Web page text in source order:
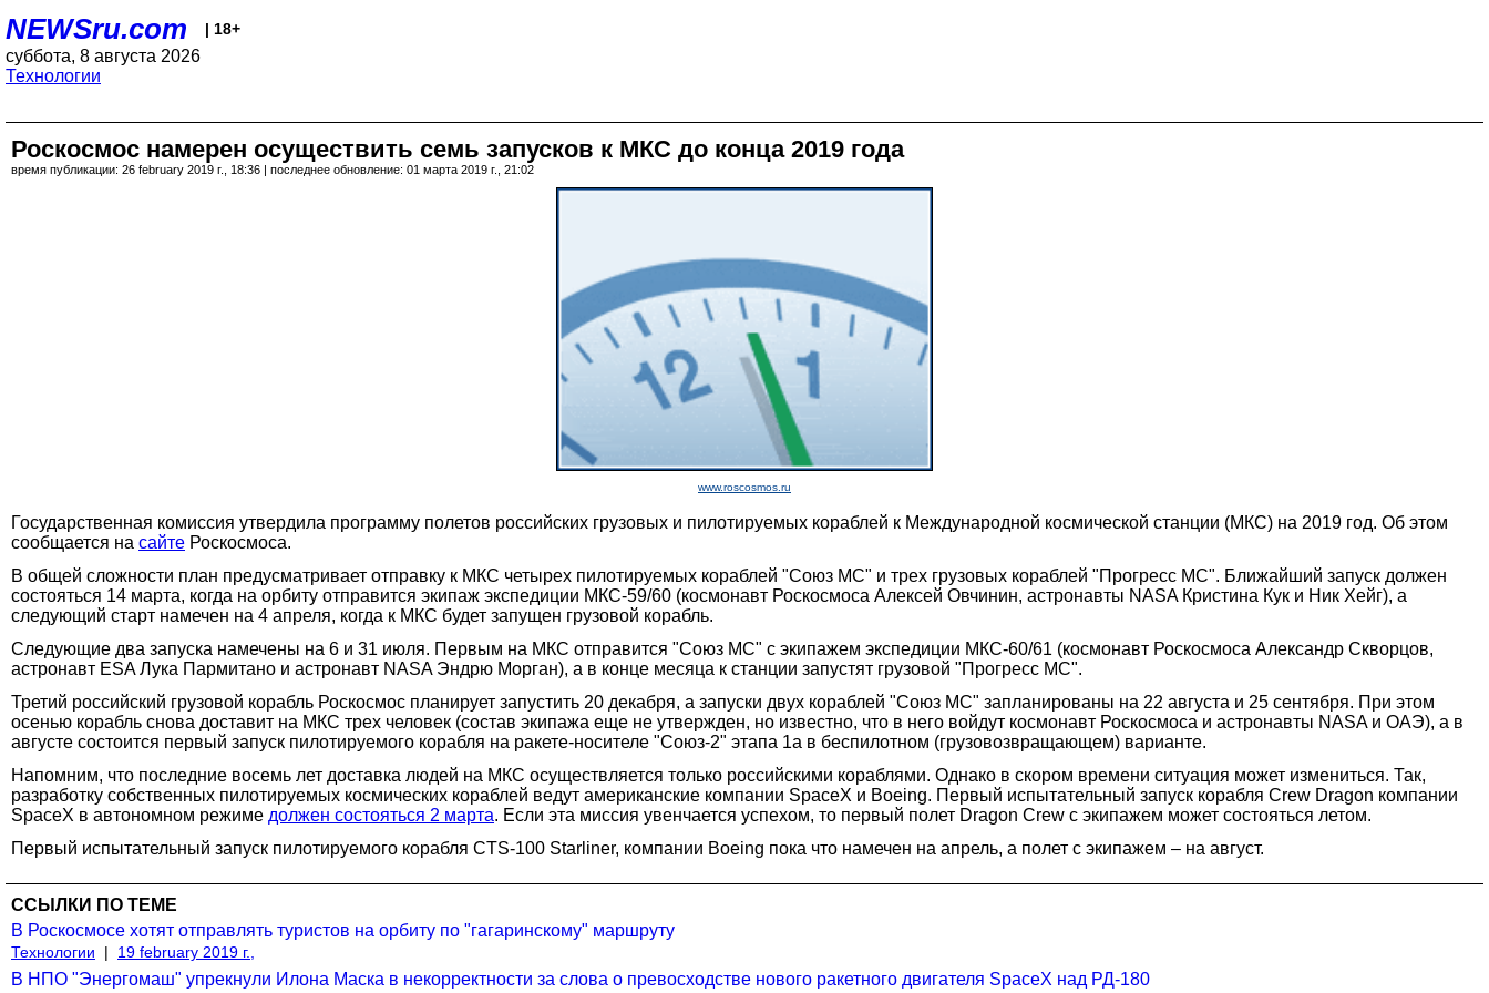
NEWSru.com | 18+
суббота, 8 августа 2026
Технологии
Роскосмос намерен осуществить семь запусков к МКС до конца 2019 года
время публикации: 26 february 2019 г., 18:36 | последнее обновление: 01 марта 2019 г., 21:02
www.roscosmos.ru
Государственная комиссия утвердила программу полетов российских грузовых и пилотируемых кораблей к Международной космической станции (МКС) на 2019 год. Об этом
сообщается на сайте Роскосмоса.
В общей сложности план предусматривает отправку к МКС четырех пилотируемых кораблей "Союз МС" и трех грузовых кораблей "Прогресс МС". Ближайший запуск должен
состояться 14 марта, когда на орбиту отправится экипаж экспедиции МКС-59/60 (космонавт Роскосмоса Алексей Овчинин, астронавты NASA Кристина Кук и Ник Хейг), а
следующий старт намечен на 4 апреля, когда к МКС будет запущен грузовой корабль.
Следующие два запуска намечены на 6 и 31 июля. Первым на МКС отправится "Союз МС" с экипажем экспедиции МКС-60/61 (космонавт Роскосмоса Александр Скворцов,
астронавт ESA Лука Пармитано и астронавт NASA Эндрю Морган), а в конце месяца к станции запустят грузовой "Прогресс МС".
Третий российский грузовой корабль Роскосмос планирует запустить 20 декабря, а запуски двух кораблей "Союз МС" запланированы на 22 августа и 25 сентября. При этом
осенью корабль снова доставит на МКС трех человек (состав экипажа еще не утвержден, но известно, что в него войдут космонавт Роскосмоса и астронавты NASA и ОАЭ), а в
августе состоится первый запуск пилотируемого корабля на ракете-носителе "Союз-2" этапа 1а в беспилотном (грузовозвращающем) варианте.
Напомним, что последние восемь лет доставка людей на МКС осуществляется только российскими кораблями. Однако в скором времени ситуация может измениться. Так,
разработку собственных пилотируемых космических кораблей ведут американские компании SpaceX и Boeing. Первый испытательный запуск корабля Crew Dragon компании
SpaceX в автономном режиме должен состояться 2 марта. Если эта миссия увенчается успехом, то первый полет Dragon Crew с экипажем может состояться летом.
Первый испытательный запуск пилотируемого корабля CTS-100 Starliner, компании Boeing пока что намечен на апрель, а полет с экипажем – на август.
ССЫЛКИ ПО ТЕМЕ
В Роскосмосе хотят отправлять туристов на орбиту по "гагаринскому" маршруту
Технологии | 19 february 2019 г.,
В НПО "Энергомаш" упрекнули Илона Маска в некорректности за слова о превосходстве нового ракетного двигателя SpaceX над РД-180